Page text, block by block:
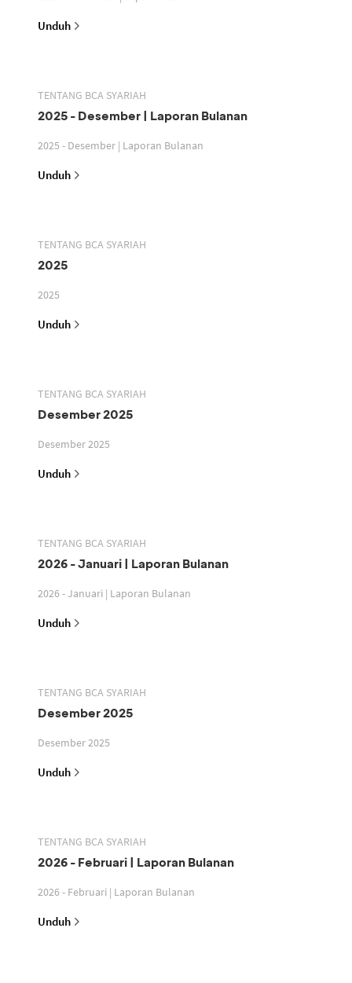
Unduh
TENTANG BCA SYARIAH
2025 - Desember | Laporan Bulanan
2025 - Desember | Laporan Bulanan
Unduh
TENTANG BCA SYARIAH
2025
2025
Unduh
TENTANG BCA SYARIAH
Desember 2025
Desember 2025
Unduh
TENTANG BCA SYARIAH
2026 - Januari | Laporan Bulanan
2026 - Januari | Laporan Bulanan
Unduh
TENTANG BCA SYARIAH
Desember 2025
Desember 2025
Unduh
TENTANG BCA SYARIAH
2026 - Februari | Laporan Bulanan
2026 - Februari | Laporan Bulanan
Unduh